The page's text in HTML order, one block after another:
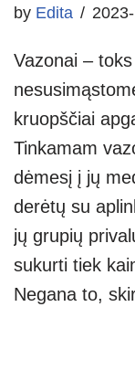
by Edita
Vazonai –
kruopščiai
Tinkamam
dėmesį į jų
derėtų su
jų grupių
sukurti tiek
Negana to,